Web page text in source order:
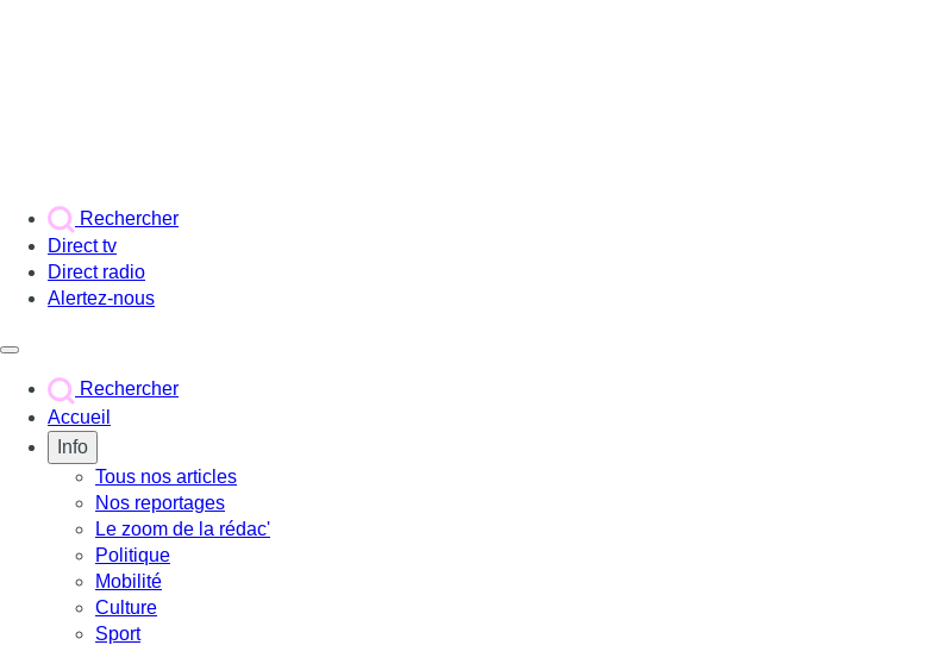
Rechercher
Direct tv
Direct radio
Alertez-nous
Rechercher
Accueil
Info
Tous nos articles
Nos reportages
Le zoom de la rédac'
Politique
Mobilité
Culture
Sport